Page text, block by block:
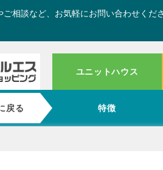
相談など、お気軽にお問い合わせくださ
ユニットハウス
戻る 特徴